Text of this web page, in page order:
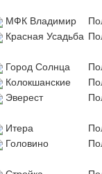
МФК Владимир
Красная Усадьба
Город Солнца
Колокшанские
Эверест
Итера
Головино